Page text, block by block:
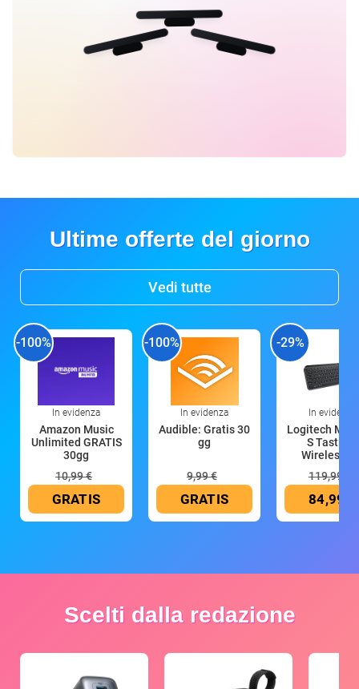
Ultime offerte del giorno
Vedi tutte
-100%
In evidenza
Amazon Music
Unlimited GRATIS
30gg
10,99 €
GRATIS
-100%
In evidenza
Audible: Gratis 30
gg
9,99 €
GRATIS
-29%
In evidenza
Logitech MX
S Tastiera
Wireless
119,99 €
84,99 €
Scelti dalla redazione